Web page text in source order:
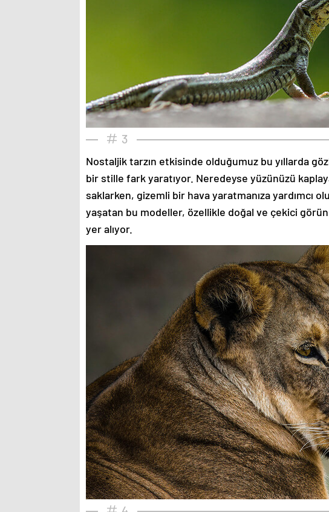
3
Nostaljik tarzın etkisinde olduğumuz bu yıllarda
bir stille fark yaratıyor. Neredeyse yüzünüzü
saklarken, gizemli bir hava yaratmanıza yardımcı
yaşatan bu modeller, özellikle doğal ve çekici
yer alıyor.